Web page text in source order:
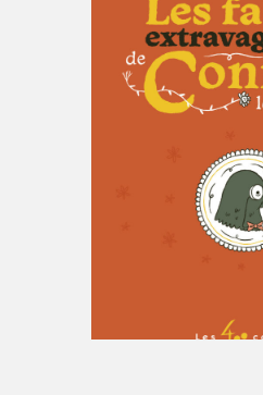
Espace enseignant·e·s
Espace pro